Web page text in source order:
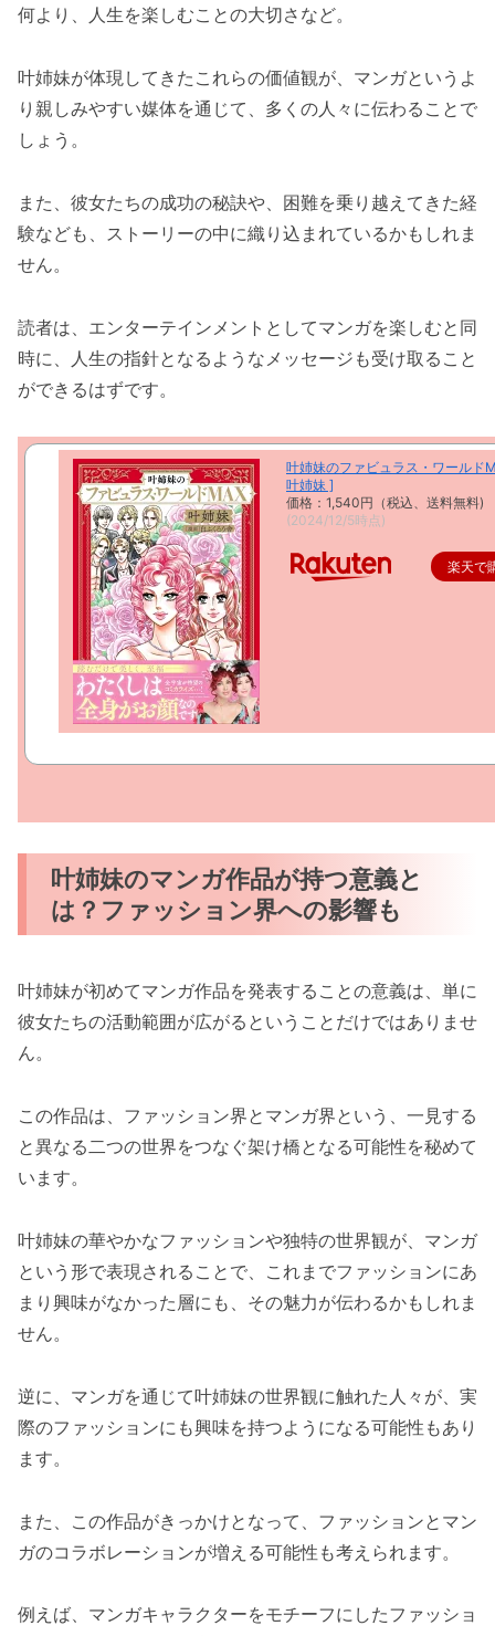
何より、人生を楽しむことの大切さなど。
叶姉妹が体現してきたこれらの価値観が、マンガというよ
り親しみやすい媒体を通じて、多くの人々に伝わることで
しょう。
また、彼女たちの成功の秘訣や、困難を乗り越えてきた経
験なども、ストーリーの中に織り込まれているかもしれま
せん。
読者は、エンターテインメントとしてマンガを楽しむと同
時に、人生の指針となるようなメッセージも受け取ること
ができるはずです。
叶姉妹のファビュラス・ワールド
叶姉妹 ]
価格：1,540円（税込、送料無料)
(2024/12/5時点)
楽天で
叶姉妹のマンガ作品が持つ意義と
は？ファッション界への影響も
叶姉妹が初めてマンガ作品を発表することの意義は、単に
彼女たちの活動範囲が広がるということだけではありませ
ん。
この作品は、ファッション界とマンガ界という、一見する
と異なる二つの世界をつなぐ架け橋となる可能性を秘めて
います。
叶姉妹の華やかなファッションや独特の世界観が、マンガ
という形で表現されることで、これまでファッションにあ
まり興味がなかった層にも、その魅力が伝わるかもしれま
せん。
逆に、マンガを通じて叶姉妹の世界観に触れた人々が、実
際のファッションにも興味を持つようになる可能性もあり
ます。
また、この作品がきっかけとなって、ファッションとマン
ガのコラボレーションが増える可能性も考えられます。
例えば、マンガキャラクターをモチーフにしたファッショ